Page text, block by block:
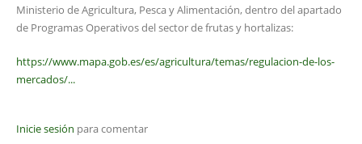
Ministerio de Agricultura, Pesca y Alimentación, dentro del apartado
de Programas Operativos del sector de frutas y hortalizas:
https://www.mapa.gob.es/es/agricultura/temas/regulacion-de-los-
mercados/...
Inicie sesión para comentar